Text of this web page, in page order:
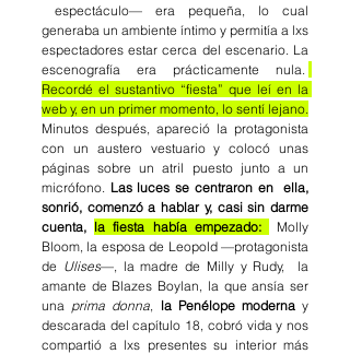
espectáculo— era pequeña, lo cual
generaba un ambiente íntimo y permitía a lxs
espectadores estar cerca del escenario. La
escenografía era prácticamente nula.
Recordé el sustantivo “fiesta” que leí en la
web y, en un primer momento, lo sentí lejano.
Minutos después, apareció la protagonista
con un austero vestuario y colocó unas
páginas sobre un atril puesto junto a un
micrófono. Las luces se centraron en
ella,
sonrió, comenzó a hablar y, casi sin darme
cuenta, la fiesta había empezado:
Molly
Bloom, la esposa de Leopold —protagonista
de Ulises—, la madre de Milly y Rudy,
la
amante de Blazes Boylan , la que ansía ser
una prima donna la Penélope moderna y
descarada del capítulo 18, cobró vida y nos